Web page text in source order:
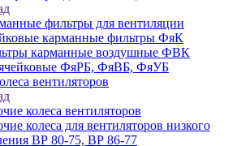
фильтры для вентиляции
карманные фильтры ФяК
карманные воздушные ФВК
ФяРБ, ФяВБ, ФяУБ
вентиляторов
колеса вентиляторов
колеса для вентиляторов низкого
ВР 80-75, ВР 86-77